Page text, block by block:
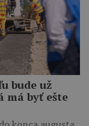
bude už
má byť ešte